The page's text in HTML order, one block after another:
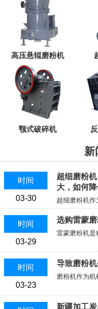
高压悬辊磨粉机
颚式破碎机
新
时间
03-30
超细磨粉
大，如何降
超细磨粉机
时间
03-29
选购雷蒙
雷蒙磨粉机
时间
03-23
导致磨粉
磨粉机作为
新疆加工